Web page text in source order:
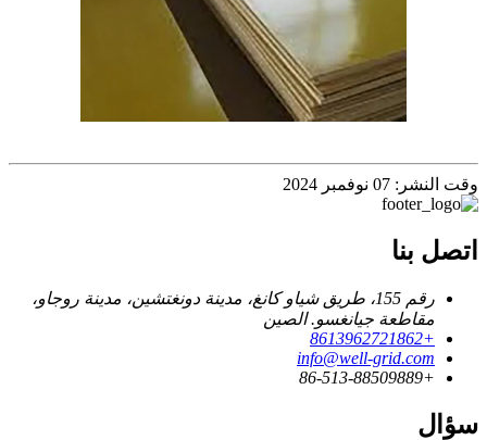
وقت النشر: 07 نوفمبر 2024
اتصل بنا
رقم 155، طريق شياو كانغ، مدينة دونغتشين، مدينة روجاو،
مقاطعة جيانغسو. الصين
+8613962721862
info@well-grid.com
+86-513-88509889
سؤال